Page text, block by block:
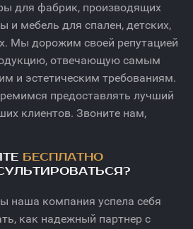
для фабрик, производящих
и мебель для спален, детских,
Мы дорожим своей репутацией
отвечающую самым
и эстетическим требованиям.
предоставлять лучший
клиентов. Звоните нам,
БЕСПЛАТНО
наша компания успела себя
как надежный партнер с